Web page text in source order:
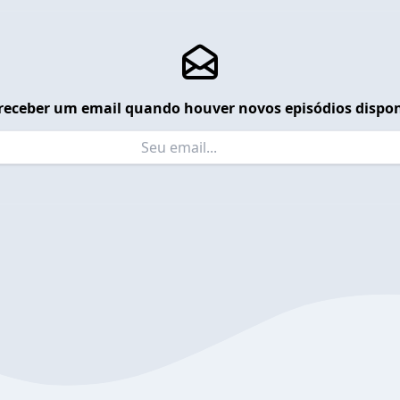
um email quando houver novos episódios